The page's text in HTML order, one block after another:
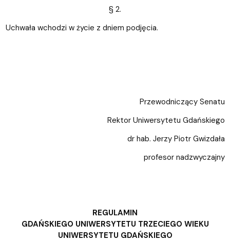
§ 2.
Uchwała wchodzi w życie z dniem podjęcia.
Przewodniczący Senatu
Rektor Uniwersytetu Gdańskiego
dr hab. Jerzy Piotr Gwizdała
profesor nadzwyczajny
REGULAMIN
GDAŃSKIEGO UNIWERSYTETU TRZECIEGO WIEKU
UNIWERSYTETU GDAŃSKIEGO